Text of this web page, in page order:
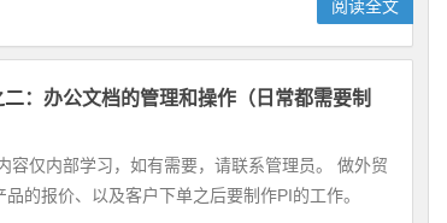
阅读全文
：办公文档的管理和操作（日常都需要制
容仅内部学习，如有需要，请联系管理员。 做外贸
的报价、以及客户下单之后要制作PI的工作。